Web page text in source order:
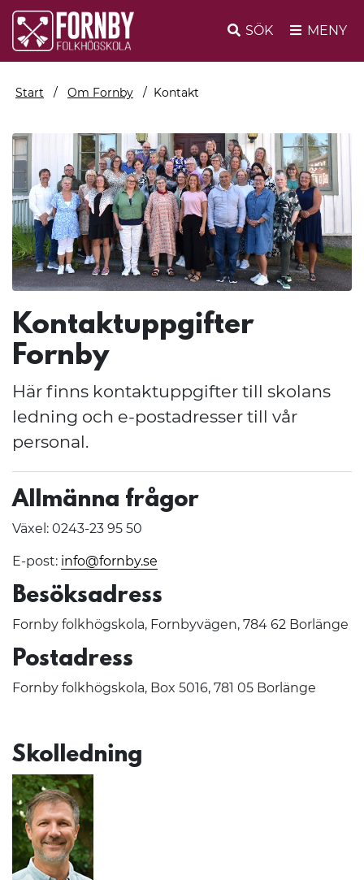
SÖK MENY
Start Om Fornby Kontakt
Kontaktuppgifter
Fornby
Här finns kontaktuppgifter till skolans
ledning och e-postadresser till vår
personal.
Allmänna frågor
Växel: 0243-23 95 50
E-post: info@fornby.se
Besöksadress
Fornby folkhögskola, Fornbyvägen, 784 62 Borlänge
Postadress
Fornby folkhögskola, Box 5016, 781 05 Borlänge
Skolledning